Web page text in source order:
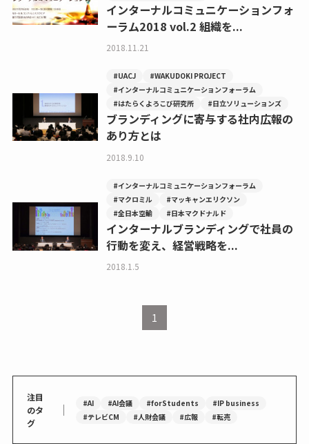
インターナルコミュニケーションフォ
ーラム2018 vol.2 組織を...
2018.11.21
#UACJ
#WAKUDOKI PROJECT
#インターナルコミュニケーションフォーラム
#はたらくよろこび研究所
#日立ソリューションズ
ブランディングに寄与する社内広報の
あり方とは
2018.9.10
#インターナルコミュニケーションフォーラム
#マクロミル
#マッキャンエリクソン
#全日本空輸
#日本マクドナルド
インターナルブランディングで社員の
行動を変え、経営戦略を...
2018.1.5
1
注目
のタ
グ
｜ #AI #AI会議 #forStudents
#IP business
#テレビCM
#人財会議 #広報 #転売